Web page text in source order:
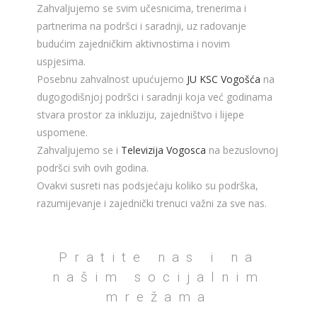
Zahvaljujemo se svim učesnicima, trenerima i
partnerima na podršci i saradnji, uz radovanje
budućim zajedničkim aktivnostima i novim
uspjesima.
Posebnu zahvalnost upućujemo JU KSC Vogošća na
dugogodišnjoj podršci i saradnji koja već godinama
stvara prostor za inkluziju, zajedništvo i lijepe
uspomene.
Zahvaljujemo se i Televizija Vogosca na bezuslovnoj
podršci svih ovih godina.
Ovakvi susreti nas podsjećaju koliko su podrška,
razumijevanje i zajednički trenuci važni za sve nas.
Pratite nas i na
našim socijalnim
mrežama